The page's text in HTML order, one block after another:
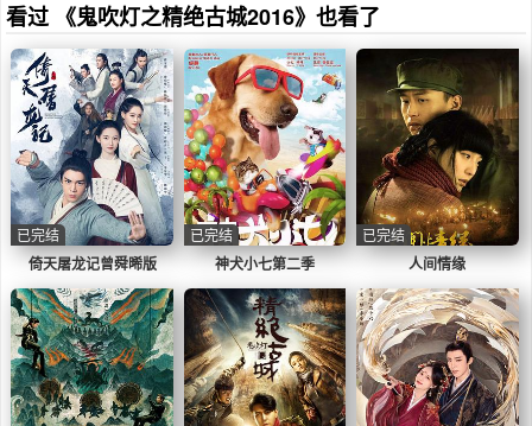
看过 《鬼吹灯之精绝古城2016》也看了
倚天屠龙记曾舜晞版
已完结
神犬小七第二季
已完结
人间情缘
已完结